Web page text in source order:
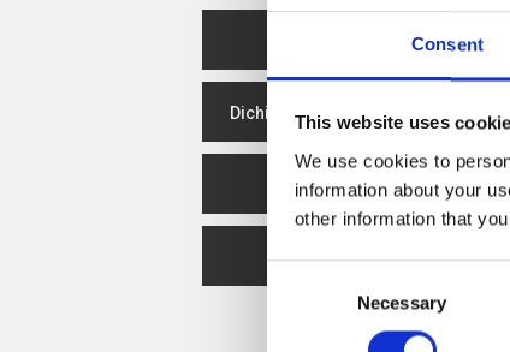
Consent
This website uses
We use cookies to
information about your
other information that
Necessary
Scheda prodotto
Dichiarazione delle prestazioni
Efficienza energetica
Spare Parts